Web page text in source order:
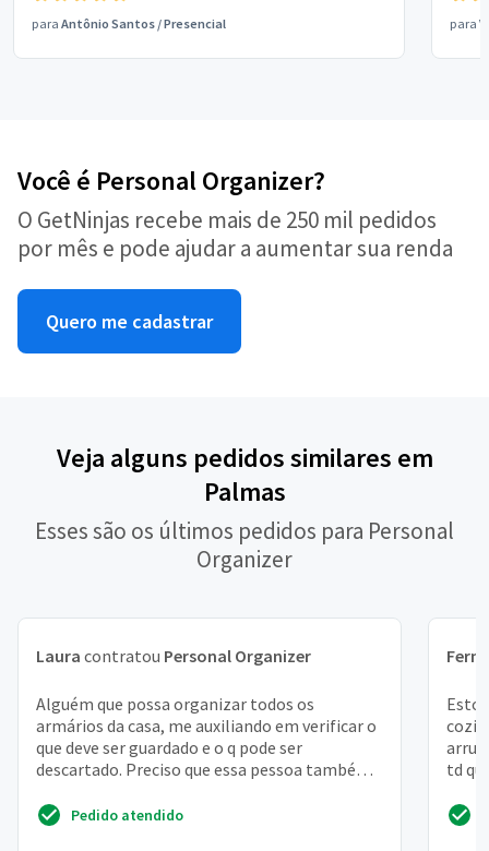
para Antônio Santos /Presencial para
Você é Personal Organizer?
O GetNinjas recebe mais de 250 mil pedidos
por mês e pode ajudar a aumentar sua renda
Quero me cadastrar
Veja alguns pedidos similares em
Palmas
Esses são os últimos pedidos para Personal
Organizer
Laura contratou Personal Organizer
Alguém que possa organizar todos os
armários da casa, me auxiliando em verificar o
que deve ser guardado e o q pode ser
descartado. Preciso que essa pessoa também
Pedido atendido
td